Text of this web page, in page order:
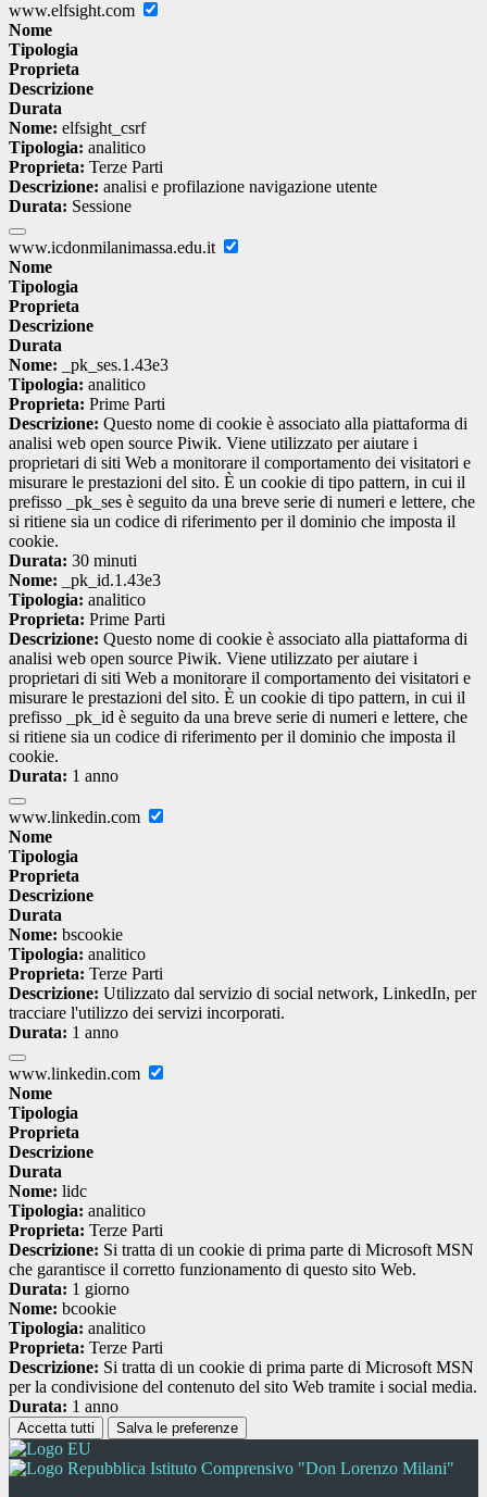
www.elfsight.com
Nome
Tipologia
Proprieta
Descrizione
Durata
Nome: elfsight_csrf
Tipologia: analitico
Proprieta: Terze Parti
Descrizione: analisi e profilazione navigazione utente
Durata: Sessione
www.icdonmilanimassa.edu.it
Nome
Tipologia
Proprieta
Descrizione
Durata
Nome: _pk_ses.1.43e3
Tipologia: analitico
Proprieta: Prime Parti
Descrizione: Questo nome di cookie è associato alla piattaforma di
analisi web open source Piwik. Viene utilizzato per aiutare i
proprietari di siti Web a monitorare il comportamento dei visitatori e
misurare le prestazioni del sito. È un cookie di tipo pattern, in cui il
prefisso _pk_ses è seguito da una breve serie di numeri e lettere, che
si ritiene sia un codice di riferimento per il dominio che imposta il
cookie.
Durata: 30 minuti
Nome: _pk_id.1.43e3
Tipologia: analitico
Proprieta: Prime Parti
Descrizione: Questo nome di cookie è associato alla piattaforma di
analisi web open source Piwik. Viene utilizzato per aiutare i
proprietari di siti Web a monitorare il comportamento dei visitatori e
misurare le prestazioni del sito. È un cookie di tipo pattern, in cui il
prefisso _pk_id è seguito da una breve serie di numeri e lettere, che
si ritiene sia un codice di riferimento per il dominio che imposta il
cookie.
Durata: 1 anno
www.linkedin.com
Nome
Tipologia
Proprieta
Descrizione
Durata
Nome: bscookie
Tipologia: analitico
Proprieta: Terze Parti
Descrizione: Utilizzato dal servizio di social network, LinkedIn, per
tracciare l'utilizzo dei servizi incorporati.
Durata: 1 anno
www.linkedin.com
Nome
Tipologia
Proprieta
Descrizione
Durata
Nome: lidc
Tipologia: analitico
Proprieta: Terze Parti
Descrizione: Si tratta di un cookie di prima parte di Microsoft MSN
che garantisce il corretto funzionamento di questo sito Web.
Durata: 1 giorno
Nome: bcookie
Tipologia: analitico
Proprieta: Terze Parti
Descrizione: Si tratta di un cookie di prima parte di Microsoft MSN
per la condivisione del contenuto del sito Web tramite i social media.
Durata: 1 anno
Accetta tutti Salva le preferenze
Istituto Comprensivo "Don Lorenzo Milani"